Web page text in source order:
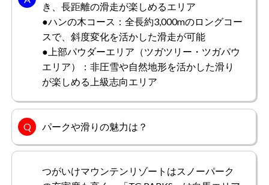
総合評価 4.0
滑りやすく雪質やコースのバリエーションが多いので長時
間楽しめるスキー場でした。ロングのコースもあり、リフ
ト周辺が混み合っていて、たまに待たされましたが、家族
で利用する機会が多いスキー場です。自然環境も美しく、
タイルパークは、スキー場やスノーボード場で、トリック
やジャンプを楽しむために作られたエリアで気に入ってい
ます。
もっと見る
男性/40代
き、長距離の滑走が楽しめるエリア
●ハンの木コース：全長約3,000mのロングコー
スで、斜度変化を活かした滑走が可能
●上部パウダーエリア（ツガツリー・ツガパウ
エリア）：非圧雪や自然地形を活かした滑り
が楽しめる上級志向エリア
パークや滑りの魅力は？
つがいけマウンテンリゾートはスノーパーク